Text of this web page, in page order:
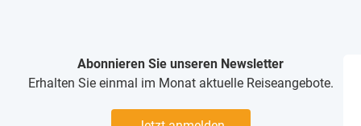
Abonnieren Sie unseren Newsletter
Erhalten Sie einmal im Monat aktuelle Reiseangebote.